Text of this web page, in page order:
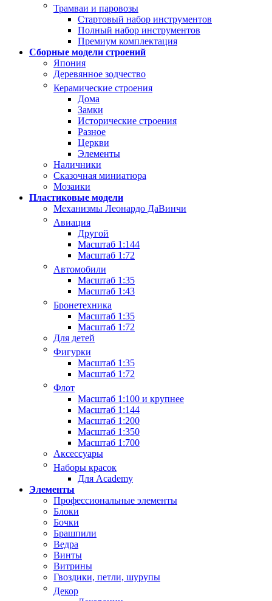
Трамваи и паровозы
Стартовый набор инструментов
Полный набор инструментов
Премиум комплектация
Сборные модели строений
Япония
Деревянное зодчество
Керамические строения
Дома
Замки
Исторические строения
Разное
Церкви
Элементы
Наличники
Сказочная миниатюра
Мозаики
Пластиковые модели
Механизмы Леонардо ДаВинчи
Авиация
Другой
Масштаб 1:144
Масштаб 1:72
Автомобили
Масштаб 1:35
Масштаб 1:43
Бронетехника
Масштаб 1:35
Масштаб 1:72
Для детей
Фигурки
Масштаб 1:35
Масштаб 1:72
Флот
Масштаб 1:100 и крупнее
Масштаб 1:144
Масштаб 1:200
Масштаб 1:350
Масштаб 1:700
Аксессуары
Наборы красок
Для Academy
Элементы
Профессиональные элементы
Блоки
Бочки
Брашпили
Ведра
Винты
Витрины
Гвоздики, петли, шурупы
Декор